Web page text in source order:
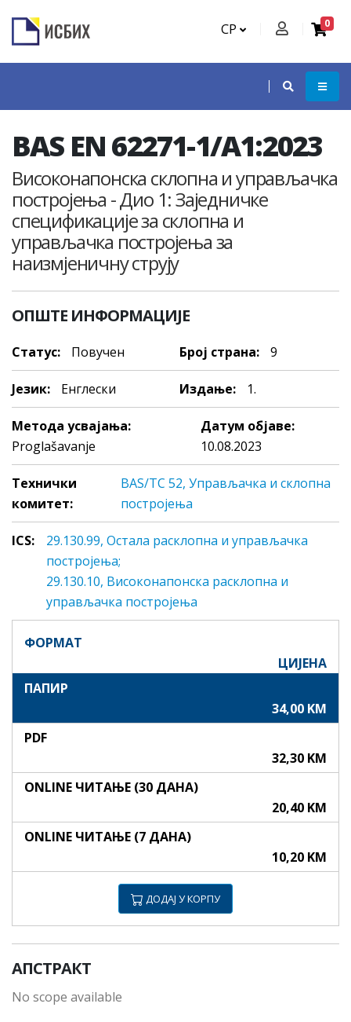
СР 0
BAS EN 62271-1/A1:2023
Високонапонска склопна и управљачка
постројења - Дио 1: Заједничке
спецификације за склопна и
управљачка постројења за
наизмјеничну струју
ОПШТЕ ИНФОРМАЦИЈЕ
Статус: Повучен Број страна: 9
Језик: Енглески Издање: 1.
Метода усвајања:
Proglašavanje
Датум објаве:
10.08.2023
Технички
комитет:
BAS/TC 52, Управљачка и склопна
постројења
ICS:
29.130.99, Oстaлa рaсклoпнa и упрaвљaчкa
пoстрojeњa;
29.130.10, Висoкoнaпoнскa рaсклoпнa и
упрaвљaчкa пoстрojeњa
ФОРМАТ
ЦИЈЕНА
ПАПИР
34,00 KM
PDF
32,30 KM
ONLINE ЧИТАЊЕ (30 ДАНА)
20,40 KM
ONLINE ЧИТАЊЕ (7 ДАНА)
10,20 KM
ДОДАЈ У КОРПУ
АПСТРАКТ
No scope available